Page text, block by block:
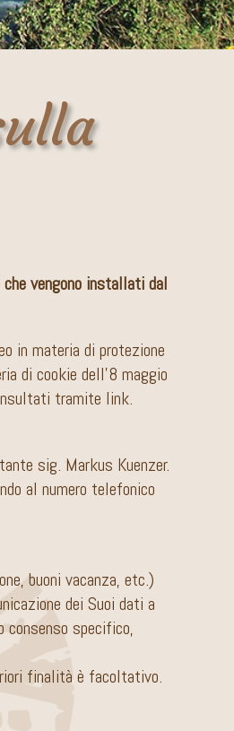
vengono installati dal
in materia di protezione
di cookie dell’8 maggio
tramite link.
sig. Markus Kuenzer.
al numero telefonico
buoni vacanza, etc.)
dei Suoi dati a
consenso specifico,
finalità è facoltativo.